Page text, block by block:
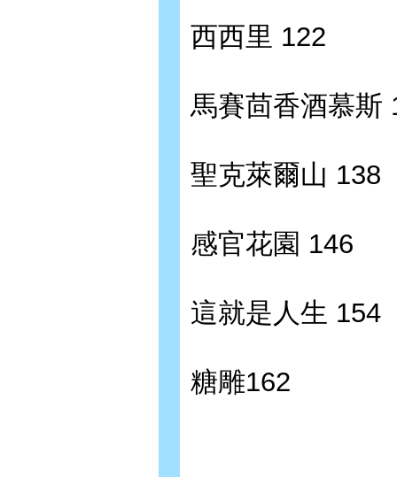
西西里 122
馬賽茴香酒慕斯
聖克萊爾山 138
感官花園 146
這就是人生 154
糖雕162